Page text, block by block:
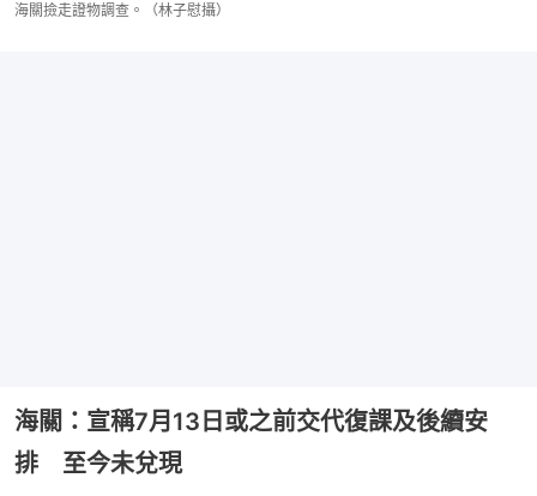
海關撿走證物調查。（林子慰攝）
海關：宣稱7月13日或之前交代復課及後續安
排 至今未兌現